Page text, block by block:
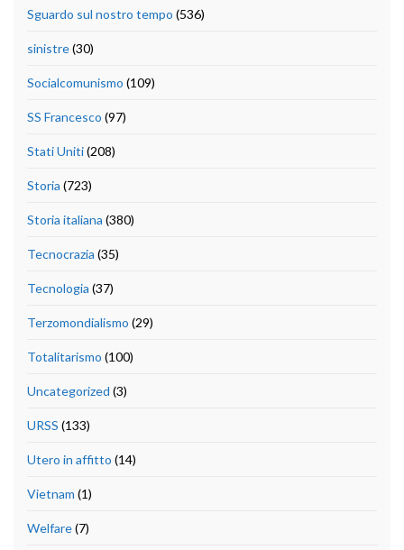
Sguardo sul nostro tempo (536)
sinistre(30)
Socialcomunismo (109)
SS Francesco (97)
Stati Uniti(208)
Storia (723)
Storia italiana (380)
Tecnocrazia (35)
Tecnologia (37)
Terzomondialismo (29)
Totalitarismo (100)
Uncategorized (3)
URSS (133)
Utero in affitto (14)
Vietnam (1)
Welfare(7)